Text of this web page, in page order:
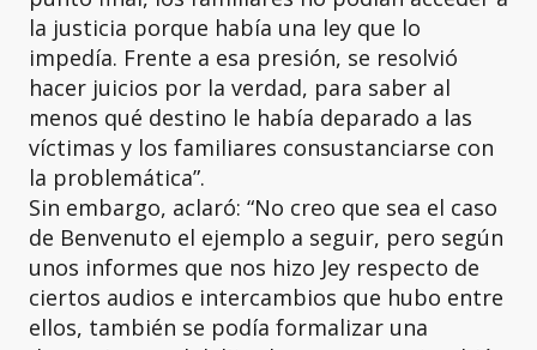
la justicia porque había una ley que lo
impedía. Frente a esa presión, se resolvió
hacer juicios por la verdad, para saber al
menos qué destino le había deparado a las
víctimas y los familiares consustanciarse con
la problemática”.
Sin embargo, aclaró: “No creo que sea el caso
de Benvenuto el ejemplo a seguir, pero según
unos informes que nos hizo Jey respecto de
ciertos audios e intercambios que hubo entre
ellos, también se podía formalizar una